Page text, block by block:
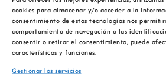
cookies para almacenar y/o acceder a la
consentimiento de estas tecnologías nos
comportamiento de navegación o las
consentir o retirar el consentimiento, puede
características y funciones.
Gestionar los servicios
inhaladores) procedentes
colección del doctor y otras
diversos balnearios de la
Podrá visitarse en la Sala de